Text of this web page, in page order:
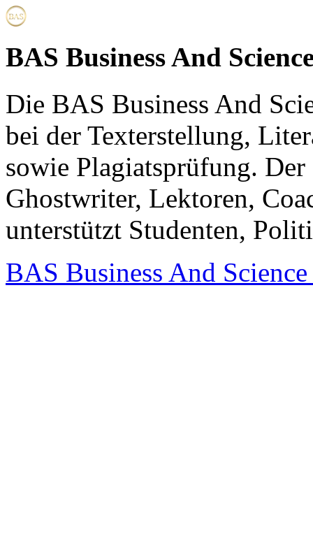
BAS Business And
Die BAS Business And
bei der Texterstellung,
sowie Plagiatsprüfung.
Ghostwriter, Lektoren,
unterstützt Studenten,
BAS Business And